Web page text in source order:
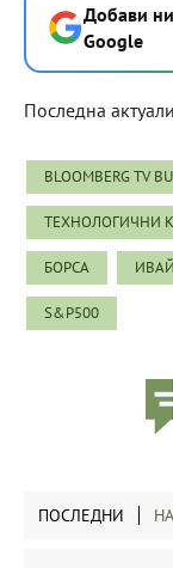
Добави
Google
Последна
BLOOMBERG TV
ТЕХНОЛОГИЧНИ
БОРСА
S&P500
ПОСЛЕДНИ